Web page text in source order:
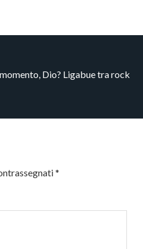
Dio? Ligabue tra rock
*